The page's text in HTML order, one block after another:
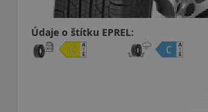
Údaje o štítku EPREL: